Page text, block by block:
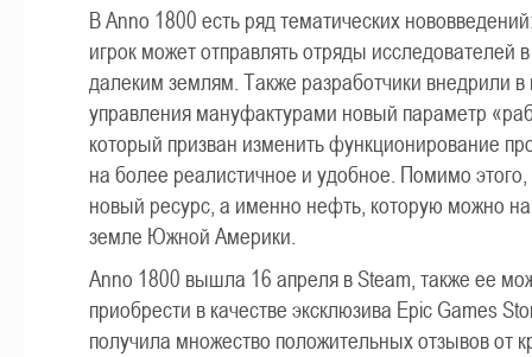
В Anno 1800 есть ряд тематических
игрок может отправлять отряды исследователей
далеким землям. Также разработчики внедрили в
управления мануфактурами новый параметр
который призван изменить функционирование
на более реалистичное и удобное. Помимо этого,
новый ресурс, а именно нефть, которую можно
земле Южной Америки.
Anno 1800 вышла 16 апреля в Steam, также ее
приобрести в качестве эксклюзива Epic Games
получила множество положительных отзывов от